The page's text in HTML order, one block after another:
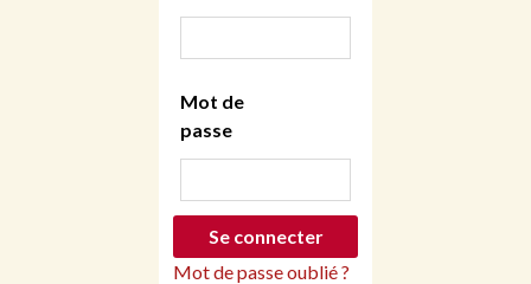
Mot de
passe
Mot de passe oublié ?